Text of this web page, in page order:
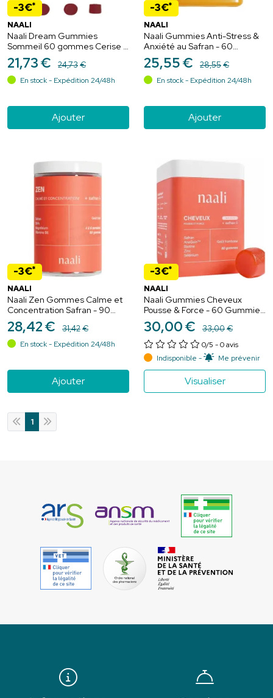
-3€*
NAALI
Naali Dream Gummies
Sommeil 60 gommes Cerise –
Mélatonine végétale et safran
21,73€ 24,73€
En stock - Expédition 24/48h
Ajouter
-3€*
NAALI
Naali Gummies Anti-Stress &
Anxiété au Safran - 60
Gommes goût Mangue
25,55€ 28,55€
En stock - Expédition 24/48h
Ajouter
-3€*
NAALI
Naali Zen Gommes Calme et
Concentration Safran - 90
Gummies Fraise
28,42€ 31,42€
En stock - Expédition 24/48h
Ajouter
-3€*
NAALI
Naali Gummies Cheveux
Pousse & Force - 60 Gummies
Framboise
30,00€ 33,00€
0/5 - 0 avis
Indisponible -
Me prévenir
Visualiser
1